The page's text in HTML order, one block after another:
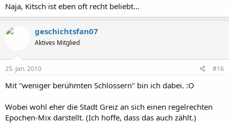
Naja, Kitsch ist eben oft recht beliebt...
geschichtsfan07
Aktives Mitglied
25. Jan. 2010 #16
Mit "weniger berühmten Schlössern" bin ich dabei. :O
Wobei wohl eher die Stadt Greiz an sich einen regelrechten
Epochen-Mix darstellt. (Ich hoffe, dass das auch zählt.)